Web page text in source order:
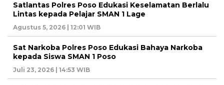
Satlantas Polres Poso Edukasi Keselamatan Berlalu
Lintas kepada Pelajar SMAN 1 Lage
Agustus 5, 2026 | 12:01 WIB
Sat Narkoba Polres Poso Edukasi Bahaya Narkoba
kepada Siswa SMAN 1 Poso
Juli 23, 2026 | 14:53 WIB